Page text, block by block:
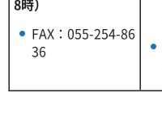
FAX：055-254-86
36